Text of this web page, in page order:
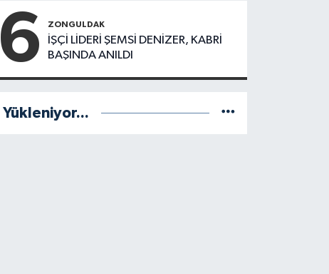
Yönetimde
Kimler Var?
6 ZONGULDAK
İŞÇİ LİDERİ ŞEMSİ DENİZER, KABRİ
BAŞINDA ANILDI
Yükleniyor...